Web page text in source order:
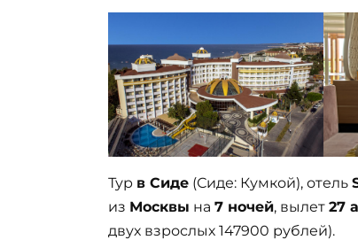
Тур в Сиде (Сиде: Кумкой), отель
из Москвы на 7 ночей, вылет 27
двух взрослых 147900 рублей).